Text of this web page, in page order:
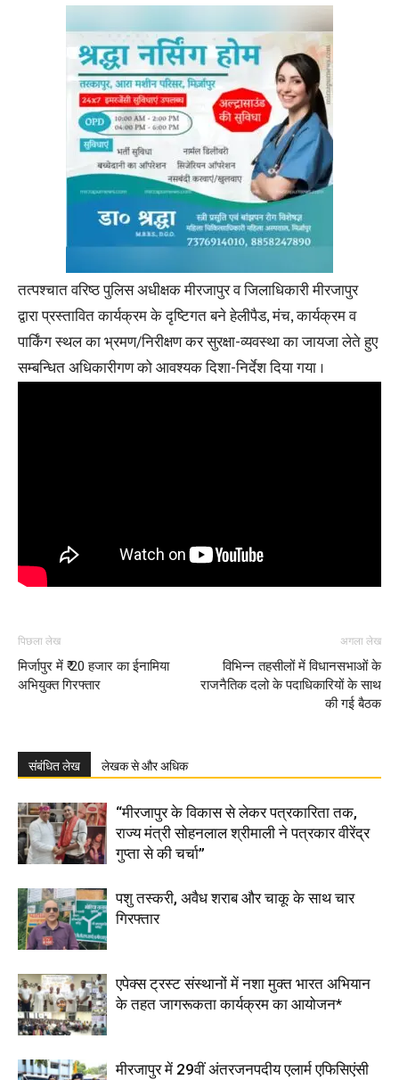
तत्पश्चात वरिष्ठ पुलिस अधीक्षक मीरजापुर व जिलाधिकारी मीरजापुर
द्वारा प्रस्तावित कार्यक्रम के दृष्टिगत बने हेलीपैड, मंच, कार्यक्रम व
पार्किंग स्थल का भ्रमण/निरीक्षण कर सुरक्षा-व्यवस्था का जायजा लेते हुए
सम्बन्धित अधिकारीगण को आवश्यक दिशा-निर्देश दिया गया ।
पिछला लेख
मिर्जापुर में ₹ 20 हजार का ईनामिया
अभियुक्त गिरफ्तार
अगला लेख
विभिन्न तहसीलों में विधानसभाओं के
राजनैतिक दलो के पदाधिकारियों के साथ
की गई बैठक
संबंधित लेख लेखक से और अधिक
“मीरजापुर के विकास से लेकर पत्रकारिता तक,
राज्य मंत्री सोहनलाल श्रीमाली ने पत्रकार वीरेंद्र
गुप्ता से की चर्चा”
पशु तस्करी, अवैध शराब और चाकू के साथ चार
गिरफ्तार
एपेक्स ट्रस्ट संस्थानों में नशा मुक्त भारत अभियान
के तहत जागरूकता कार्यक्रम का आयोजन*
मीरजापुर में 29वीं अंतरजनपदीय एलार्म एफिसिएंसी